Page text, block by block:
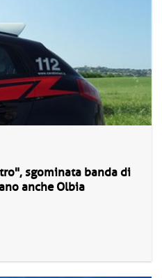
sgominata banda di
anche Olbia